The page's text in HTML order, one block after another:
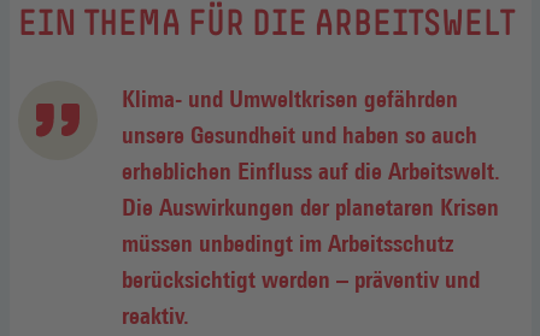
EIN THEMA FÜR DIE ARBEITSWELT
Klima- und Umweltkrisen gefährden
unsere Gesundheit und haben so auch
erheblichen Einfluss auf die Arbeitswelt.
Die Auswirkungen der planetaren Krisen
müssen unbedingt im Arbeitsschutz
berücksichtigt werden – präventiv und
reaktiv.